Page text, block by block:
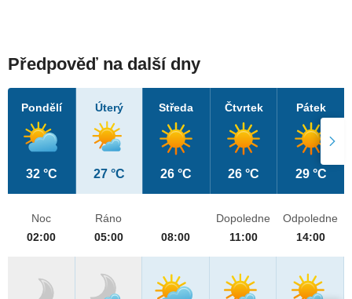
Předpověď na další dny
Pondělí
32 °C
Úterý
27 °C
Středa
26 °C
Čtvrtek
26 °C
Pátek
29 °C
Noc
02:00
Ráno
05:00
08:00
Dopoledne
11:00
Odpoledne
14:00